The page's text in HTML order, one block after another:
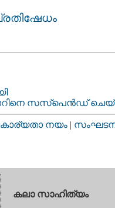
സസ്‌പെന്‍ഡ്‌
നയം |
കലാ സാഹിത്യം